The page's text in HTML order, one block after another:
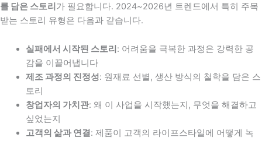
를 담은 스토리 가 필요합니다. 2024~2026년 트렌드에서 특히 주목
받는 스토리 유형은 다음과 같습니다.
실패에서 시작된 스토리 : 어려움을 극복한 과정은 강력한 공
감을 이끌어냅니다
제조 과정의 진정성: 원재료 선별, 생산 방식의 철학을 담은 스
토리
창업자의 가치관: 왜 이 사업을 시작했는지, 무엇을 해결하고
싶었는지
고객의 삶과 연결: 제품이 고객의 라이프스타일에 어떻게 녹